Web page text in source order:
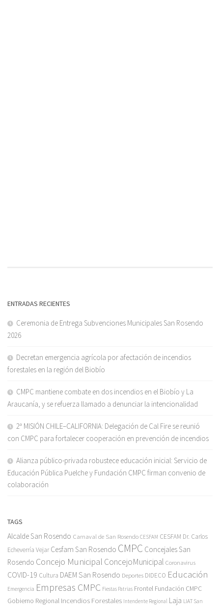
ENTRADAS RECIENTES
Ceremonia de Entrega Subvenciones Municipales San Rosendo
2026
Decretan emergencia agrícola por afectación de incendios
forestales en la región del Biobío
CMPC mantiene combate en dos incendios en el Biobío y La
Araucanía, y se refuerza llamado a denunciar la intencionalidad
2ª MISIÓN CHILE–CALIFORNIA: Delegación de Cal Fire se reunió
con CMPC para fortalecer cooperación en prevención de incendios
Alianza público-privada robustece educación inicial: Servicio de
Educación Pública Puelche y Fundación CMPC firman convenio de
colaboración
TAGS
Alcalde San Rosendo Carnaval de San Rosendo CESFAM CESFAM Dr. Carlos
Echeverría Vejar Cesfam San Rosendo CMPC Concejales San
Rosendo Concejo Municipal ConcejoMunicipal Coronavirus
COVID-19 Cultura DAEM San Rosendo Deportes DIDECO Educación
Emergencia Empresas CMPC Fiestas Patrias Frontel Fundación CMPC
Gobierno Regional Incendios Forestales Intendente Regional Laja LIAT San